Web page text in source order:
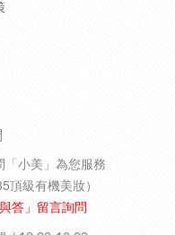
「小美」為您服務
頂級有機美妝）
答」留言詢問